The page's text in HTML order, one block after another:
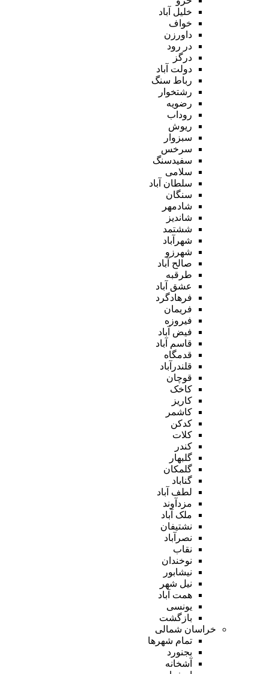
خلیل آباد
خواف
داورزن
در رود
درگز
دولت آباد
رباط سنگ
رشتخوار
رضویه
روداب
ریوش
سبزوار
سرخس
سفیدسنگ
سلامی
سلطان آباد
سنگان
شادمهر
شاندیز
ششتمد
شهرآباد
شهرزو
صالح آباد
طرقبه
عشق آباد
فرهادگرد
فریمان
فیروزه
فیض آباد
قاسم آباد
قدمگاه
قلندرآباد
قوچان
کاخک
کاریز
کاشمر
کدکن
کلات
کندر
گلبهار
گلمکان
گناباد
لطف آباد
مزدآوند
ملک آباد
نشتیفان
نصرآباد
نقاب
نوخندان
نیشابور
نیل شهر
همت آباد
یونسی
بازگشت
خراسان شمالی
تمام شهر‌ها
بجنورد
آشخانه